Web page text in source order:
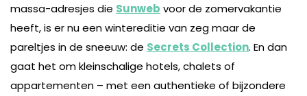
massa-adresjes die Sunweb voor de zomervakantie
heeft, is er nu een wintereditie van zeg maar de
pareltjes in de sneeuw: de Secrets Collection. En dan
gaat het om kleinschalige hotels, chalets of
appartementen – met een authentieke of bijzondere